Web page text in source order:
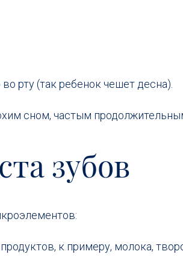
рту (так ребенок чешет десна).
сном, частым
зубов
к примеру, молока,